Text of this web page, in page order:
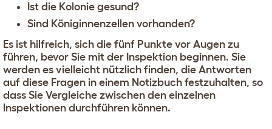
Ist die Kolonie gesund?
Sind Königinnenzellen vorhanden?
Es ist hilfreich, sich die fünf Punkte vor Augen zu
führen, bevor Sie mit der Inspektion beginnen. Sie
werden es vielleicht nützlich finden, die Antworten
auf diese Fragen in einem Notizbuch festzuhalten, so
dass Sie Vergleiche zwischen den einzelnen
Inspektionen durchführen können.